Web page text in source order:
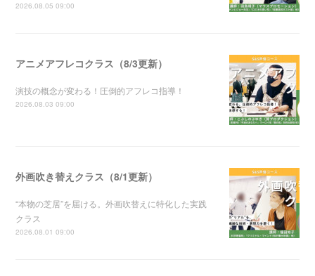
2026.08.05 09:00
アニメアフレコクラス（8/3更新）
演技の概念が変わる！圧倒的アフレコ指導！
2026.08.03 09:00
外画吹き替えクラス（8/1更新）
“本物の芝居”を届ける。外画吹替えに特化した実践
クラス
2026.08.01 09:00